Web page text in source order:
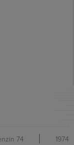
74 1974